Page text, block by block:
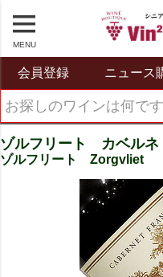
MENU
会員登録 ニュース
ゾルフリート カベルネ
ゾルフリート Zorgvliet